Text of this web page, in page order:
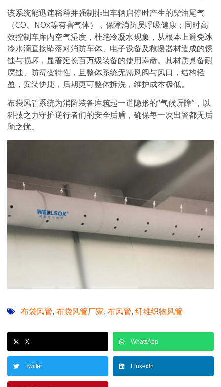
该系统能迅速稀释并强制排出车辆启停时产生的柴油尾气
（CO、NOx等有害气体），保障消防员呼吸健康；同时高
效控制车库内空气湿度，杜绝冷凝水现象，从根本上避免冰
冷水滴直接坠落对消防车体、电子设备及救援器材造成的锈
蚀与损坏，显著延长百万级装备的使用寿命。其材质具备耐
腐蚀、防霉变特性，且整体系统无需风阀与风口，结构轻
盈，安装快捷，后期更可整体拆洗，维护成本极低。
布袋风管系统为消防装备库筑起一道隐形的“气候屏障”，以
科技之力守护逆行者们的安全后盾，确保每一次出警都无后
顾之忧。
布袋风管, 布袋风管厂家, 布风管, 纤维织物风管
X WhatsApp
Twitter LinkedIn